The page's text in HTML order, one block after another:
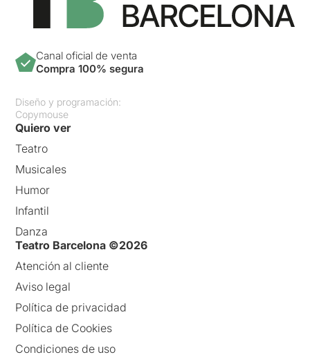
Canal oficial de venta
Compra 100% segura
Diseño y programación:
Copymouse
Quiero ver
Teatro
Musicales
Humor
Infantil
Danza
Teatro Barcelona ©2026
Atención al cliente
Aviso legal
Política de privacidad
Política de Cookies
Condiciones de uso